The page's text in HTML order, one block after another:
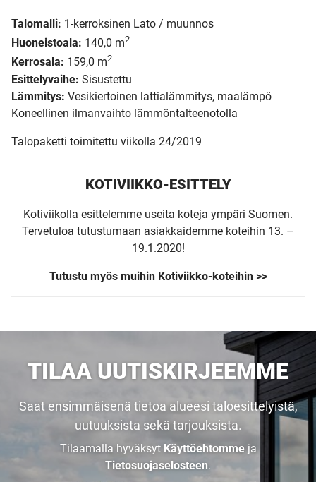
Talomalli: 1-kerroksinen Lato / muunnos
Huoneistoala: 140,0 m2
Kerrosala: 159,0 m2
Esittelyvaihe: Sisustettu
Lämmitys: Vesikiertoinen lattialämmitys, maalämpö
Koneellinen ilmanvaihto lämmöntalteenotolla
Talopaketti toimitettu viikolla 24/2019
KOTIVIIKKO-ESITTELY
Kotiviikolla esittelemme useita koteja ympäri Suomen.
Tervetuloa tutustumaan asiakkaidemme koteihin 13. –
19.1.2020!
Tutustu myös muihin Kotiviikko-koteihin >>
TILAA UUTISKIRJEEMME
Saat ensimmäisenä tietoa alueesi taloesittelyistä,
uutuuksista sekä tarjouksista.
Tilaamalla hyväksyt Käyttöehtommeja
Tietosuojaselosteen.